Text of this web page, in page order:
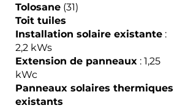
Tolosane (31)
Toit tuiles
Installation solaire existante :
2,2 kWs
Extension de panneaux : 1,25
kWc
Panneaux solaires thermiques
existants